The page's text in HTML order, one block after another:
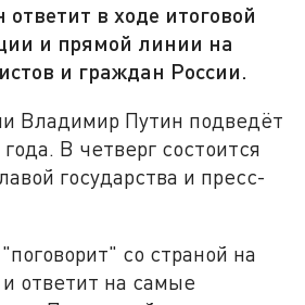
в ходе итоговой
и прямой линии на
и граждан России.
Владимир Путин подведёт
В четверг состоится
государства и пресс-
со страной на
ответит на самые